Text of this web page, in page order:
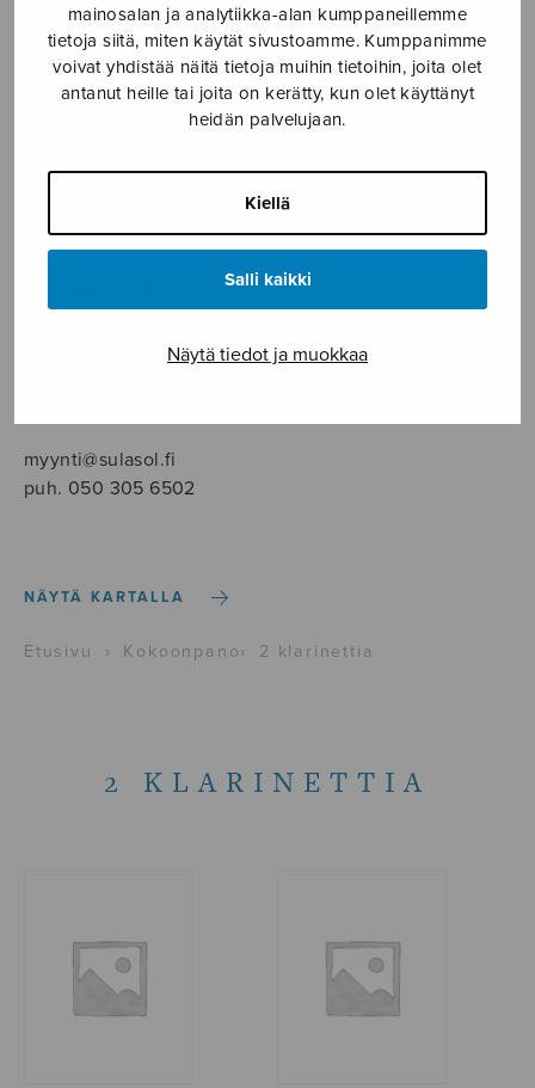
mainosalan ja analytiikka-alan kumppaneillemme
tietoja siitä, miten käytät sivustoamme. Kumppanimme
voivat yhdistää näitä tietoja muihin tietoihin, joita olet
antanut heille tai joita on kerätty, kun olet käyttänyt
heidän palvelujaan.
Kiellä
Salli kaikki
Näytä tiedot ja muokkaa
SOITINMUSIIKKI
YKSINLAULU
Sulasol nuottikauppa
myynti@sulasol.fi
puh. 050 305 6502
NÄYTÄ KARTALLA
Etusivu › Kokoonpano› 2 klarinettia
2 KLARINETTIA